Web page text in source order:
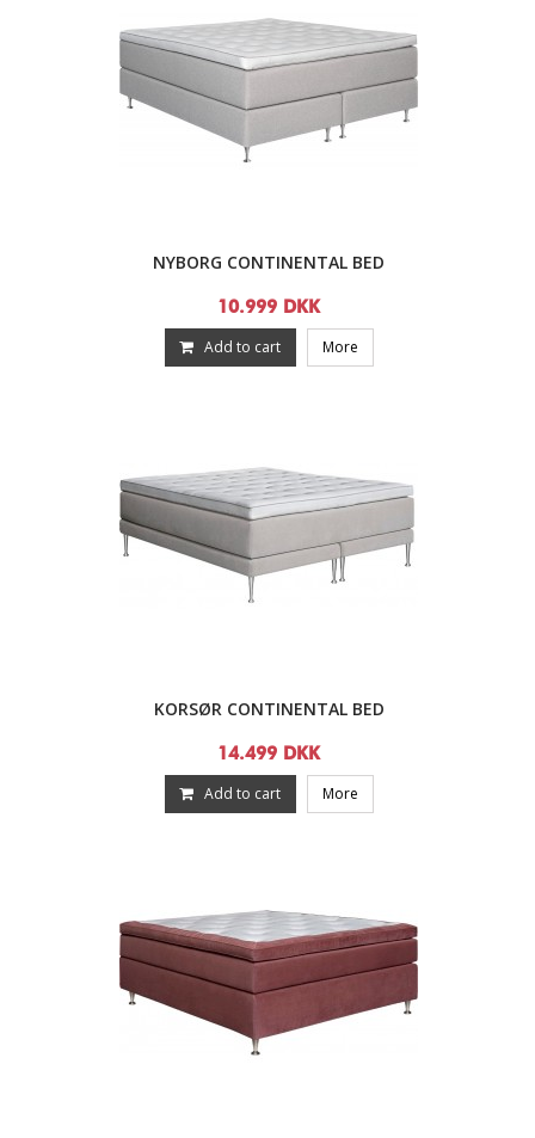
NYBORG CONTINENTAL BED
10.999 DKK
Add to cart More
KORSØR CONTINENTAL BED
14.499 DKK
Add to cart More